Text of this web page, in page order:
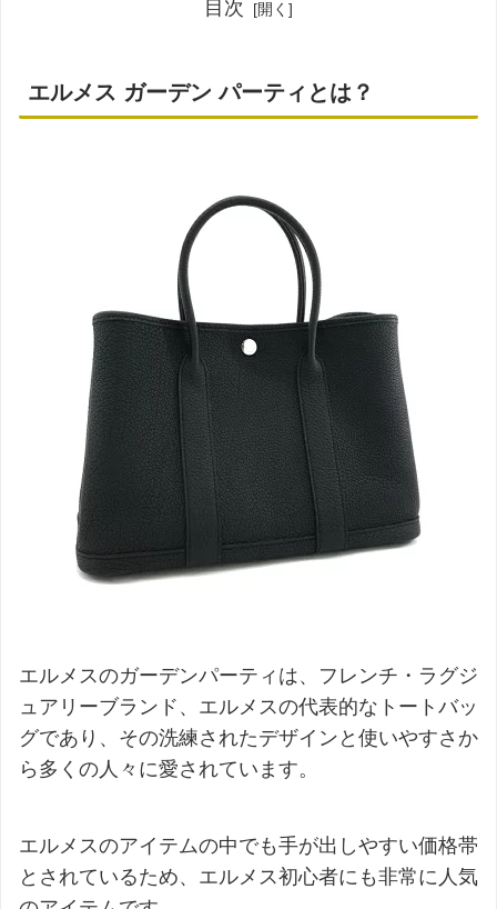
目次
エルメス ガーデン パーティとは？
エルメスのガーデンパーティは、フレンチ・ラグジ
ュアリーブランド、エルメスの代表的なトートバッ
グであり、その洗練されたデザインと使いやすさか
ら多くの人々に愛されています。
エルメスのアイテムの中でも手が出しやすい価格帯
とされているため、エルメス初心者にも非常に人気